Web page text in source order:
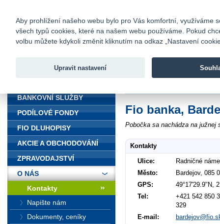
Fio banka
Fio banka
Fio banka,
Pobočka sa nachádza na južnej
Kontakty
Ulice:
Radničné
Město:
Bardejov, 085
GPS:
49°17'29.9"N,
Tel:
+421 542 850
329
E-mail:
BANKOVNÍ SLUŽBY
PODÍLOVÉ FONDY
FIO DLUHOPISY
AKCIE A OBCHODOVÁNÍ
ZPRAVODAJSTVÍ
O NÁS
Kontakty
Napište nám
Dokumenty, ceníky
Aby prohlížení našeho webu bylo pro Vás komfortní, využíváme
všech typů cookies, které na našem webu používáme. Pokud
volbu můžete kdykoli změnit kliknutím na odkaz „Nastavení
Upravit nastavení